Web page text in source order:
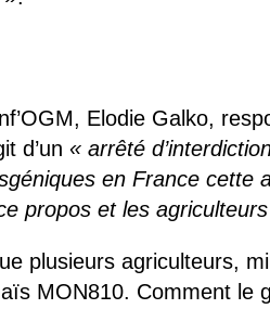
Elodie Galko,
d’un« arrêté
en France cette
propos et les
plusieurs agriculteurs,
MON810. Comment le